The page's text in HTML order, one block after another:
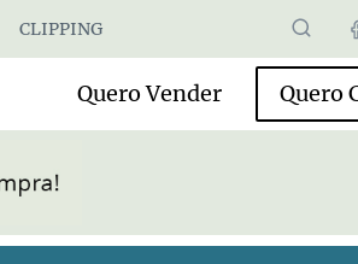
CLIPPING
Quero Vender Quero